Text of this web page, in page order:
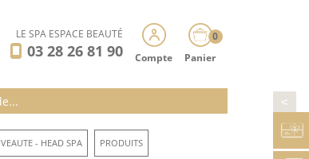
LE SPA ESPACE BEAUTÉ
03 28 26 81 90 Compte
0
Panier
>
- HEAD SPA PRODUITS